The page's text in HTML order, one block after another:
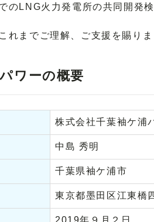
のLNG火力発電所の共同開発
までご理解、ご支援を賜り
ワーの概要
株式会社千葉袖ケ浦
中島 秀明
千葉県袖ケ浦市
東京都墨田区江東橋
2019年９月２日